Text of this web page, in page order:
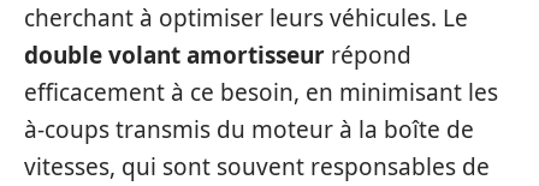
cherchant à optimiser leurs véhicules. Le
double volant amortisseur répond
efficacement à ce besoin, en minimisant les
à-coups transmis du moteur à la boîte de
vitesses, qui sont souvent responsables de